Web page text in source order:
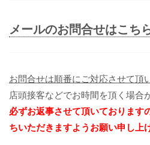
メールのお問合せはこち
お問合せは順番にご対応させて頂
店頭接客などでお時間を頂く場合
必ずお返事させて頂いております
ちいただきますようお願い申し上